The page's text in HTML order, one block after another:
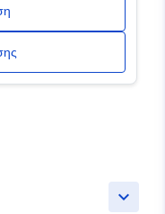
keyboard_arrow_down